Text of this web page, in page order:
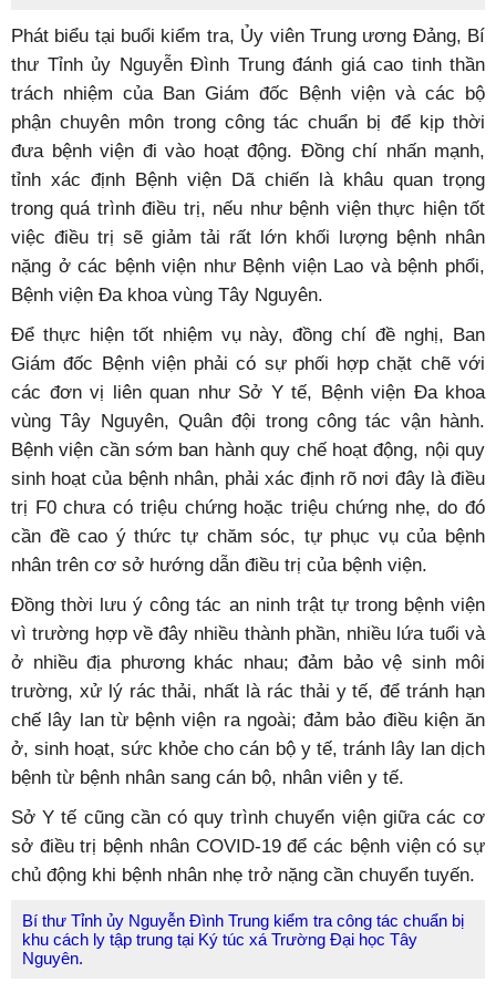
Phát biểu tại buổi kiểm tra, Ủy viên Trung ương Đảng, Bí
thư Tỉnh ủy Nguyễn Đình Trung đánh giá cao tinh thần
trách nhiệm của Ban Giám đốc Bệnh viện và các bộ
phận chuyên môn trong công tác chuẩn bị để kịp thời
đưa bệnh viện đi vào hoạt động. Đồng chí nhấn mạnh,
tỉnh xác định Bệnh viện Dã chiến là khâu quan trọng
trong quá trình điều trị, nếu như bệnh viện thực hiện tốt
việc điều trị sẽ giảm tải rất lớn khối lượng bệnh nhân
nặng ở các bệnh viện như Bệnh viện Lao và bệnh phổi,
Bệnh viện Đa khoa vùng Tây Nguyên.
Để thực hiện tốt nhiệm vụ này, đồng chí đề nghị, Ban
Giám đốc Bệnh viện phải có sự phối hợp chặt chẽ với
các đơn vị liên quan như Sở Y tế, Bệnh viện Đa khoa
vùng Tây Nguyên, Quân đội trong công tác vận hành.
Bệnh viện cần sớm ban hành quy chế hoạt động, nội quy
sinh hoạt của bệnh nhân, phải xác định rõ nơi đây là điều
trị F0 chưa có triệu chứng hoặc triệu chứng nhẹ, do đó
cần đề cao ý thức tự chăm sóc, tự phục vụ của bệnh
nhân trên cơ sở hướng dẫn điều trị của bệnh viện.
Đồng thời lưu ý công tác an ninh trật tự trong bệnh viện
vì trường hợp về đây nhiều thành phần, nhiều lứa tuổi và
ở nhiều địa phương khác nhau; đảm bảo vệ sinh môi
trường, xử lý rác thải, nhất là rác thải y tế, để tránh hạn
chế lây lan từ bệnh viện ra ngoài; đảm bảo điều kiện ăn
ở, sinh hoạt, sức khỏe cho cán bộ y tế, tránh lây lan dịch
bệnh từ bệnh nhân sang cán bộ, nhân viên y tế.
Sở Y tế cũng cần có quy trình chuyển viện giữa các cơ
sở điều trị bệnh nhân COVID-19 để các bệnh viện có sự
chủ động khi bệnh nhân nhẹ trở nặng cần chuyển tuyến.
Bí thư Tỉnh ủy Nguyễn Đình Trung kiểm tra công tác chuẩn bị
khu cách ly tập trung tại Ký túc xá Trường Đại học Tây
Nguyên.